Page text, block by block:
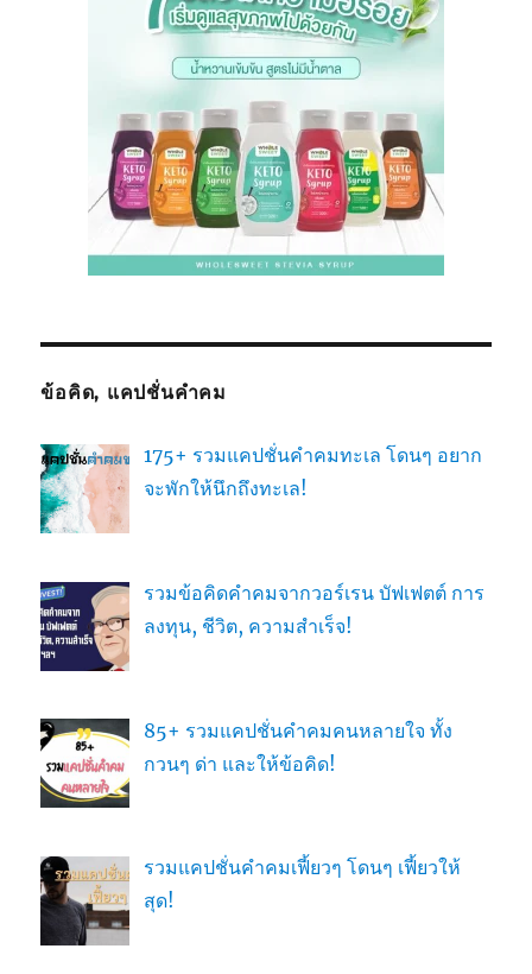
ข้อคิด, แคปชั่นคำคม
175+ รวมแคปชั่นคำคมทะเล โดนๆ อยาก
จะพักให้นึกถึงทะเล!
รวมข้อคิดคำคมจากวอร์เรน บัฟเฟตต์ การ
ลงทุน, ชีวิต, ความสำเร็จ!
85+ รวมแคปชั่นคำคมคนหลายใจ ทั้ง
กวนๆ ด่า และให้ข้อคิด!
รวมแคปชั่นคำคมเฟี้ยวๆ โดนๆ เฟี้ยวให้
สุด!